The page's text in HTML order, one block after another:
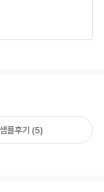
샘플후기 (5)